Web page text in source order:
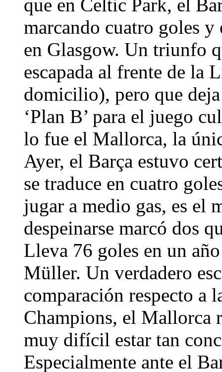
que en Celtic Park, el
marcando cuatro goles
en Glasgow. Un triunfo
escapada al frente de la
domicilio), pero que
‘Plan B’ para el juego
lo fue el Mallorca, la
Ayer, el Barça estuvo
se traduce en cuatro
jugar a medio gas, es el
despeinarse marcó dos
Lleva 76 goles en un
Müller. Un verdadero
comparación respecto a
Champions, el Mallorca
muy difícil estar tan
Especialmente ante el